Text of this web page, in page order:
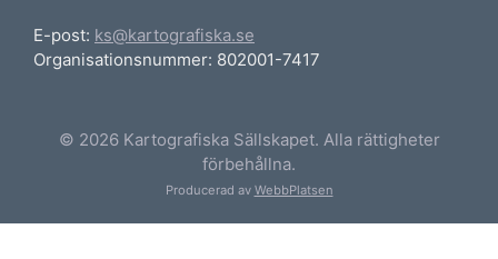
E-post: ks@kartografiska.se
Organisationsnummer: 802001-7417
© 2026 Kartografiska Sällskapet. Alla rättigheter
förbehållna.
Producerad av WebbPlatsen